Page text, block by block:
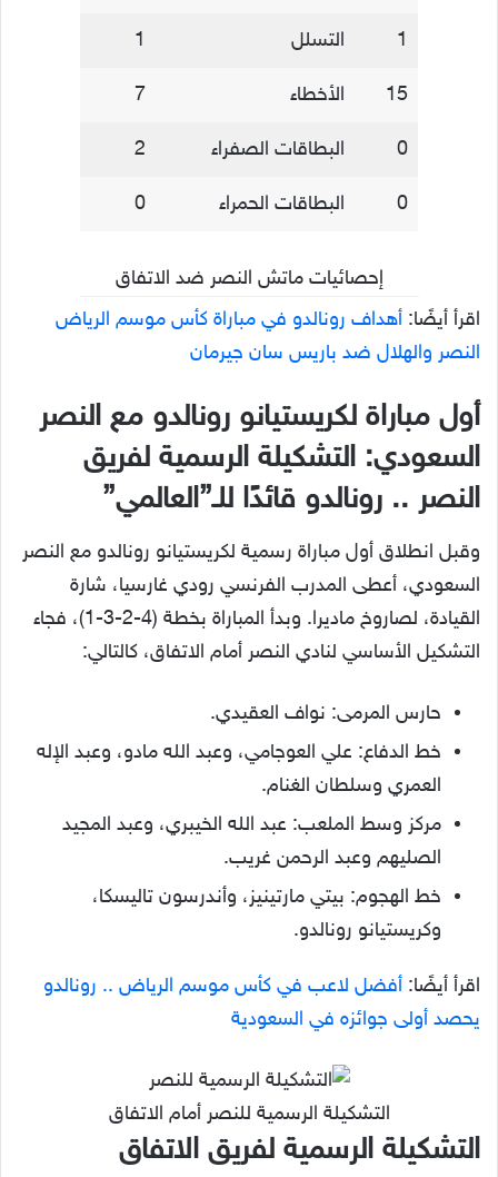
1 التسلل 1
15 الأخطاء 7
0 البطاقات الصفراء 2
0 البطاقات الحمراء 0
إحصائيات ماتش النصر ضد الاتفاق
اقرأ أيضًا: أهداف رونالدو في مباراة كأس موسم الرياض
النصر والهلال ضد باريس سان جيرمان
أول مباراة لكريستيانو رونالدو مع النصر
السعودي: التشكيلة الرسمية لفريق
النصر .. رونالدو قائدًا للـ”العالمي”
وقبل انطلاق أول مباراة رسمية لكريستيانو رونالدو مع النصر
السعودي، أعطى المدرب الفرنسي رودي غارسيا، شارة
القيادة، لصاروخ ماديرا. وبدأ المباراة بخطة (4-2-3-1)، فجاء
التشكيل الأساسي لنادي النصر أمام الاتفاق، كالتالي:
حارس المرمى: نواف العقيدي.
خط الدفاع: علي العوجامي، وعبد الله مادو، وعبد الإله
العمري وسلطان الغنام.
مركز وسط الملعب: عبد الله الخيبري، وعبد المجيد
الصليهم وعبد الرحمن غريب.
خط الهجوم: بيتي مارتينيز، وأندرسون تاليسكا،
وكريستيانو رونالدو.
اقرأ أيضًا: أفضل لاعب في كأس موسم الرياض .. رونالدو
يحصد أولى جوائزه في السعودية
التشكيلة الرسمية للنصر أمام الاتفاق
التشكيلة الرسمية لفريق الاتفاق